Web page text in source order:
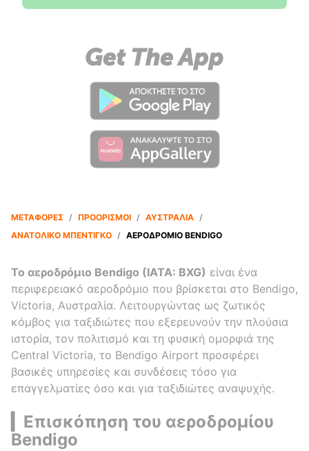
ΜΕΤΑΦΟΡΈΣ / ΠΡΟΟΡΙΣΜΟΊ / ΑΥΣΤΡΑΛΊΑ /
ΑΝΑΤΟΛΙΚΌ ΜΠΕΝΤΊΓΚΟ / ΑΕΡΟΔΡΌΜΙΟ BENDIGO
Το αεροδρόμιο Bendigo (IATA: BXG) είναι ένα
περιφερειακό αεροδρόμιο που βρίσκεται στο Bendigo,
Victoria, Αυστραλία. Λειτουργώντας ως ζωτικός
κόμβος για ταξιδιώτες που εξερευνούν την πλούσια
ιστορία, τον πολιτισμό και τη φυσική ομορφιά της
Central Victoria, το Bendigo Airport προσφέρει
βασικές υπηρεσίες και συνδέσεις τόσο για
επαγγελματίες όσο και για ταξιδιώτες αναψυχής.
▎Επισκόπηση του αεροδρομίου
Bendigo